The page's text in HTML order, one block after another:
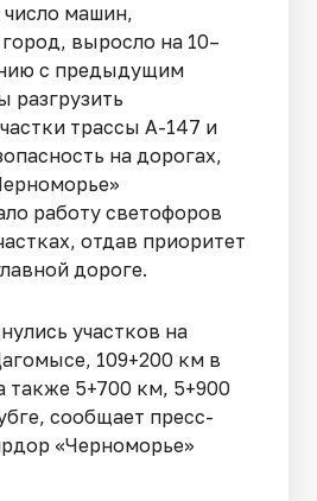
машин,
выросло на 10–
с предыдущим
разгрузить
трассы А-147 и
на дорогах,
работу светофоров
отдав приоритет
дороге.
участков на
109+200 км в
также 5+700 км, 5+900
сообщает пресс-
«Черноморье»